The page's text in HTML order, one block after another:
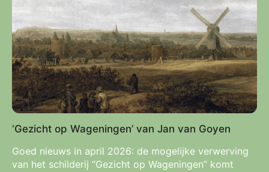
‘Gezicht op Wageningen’ van Jan van Goyen
Goed nieuws in april 2026: de mogelijke verwerving
van het schilderij “Gezicht op Wageningen” komt